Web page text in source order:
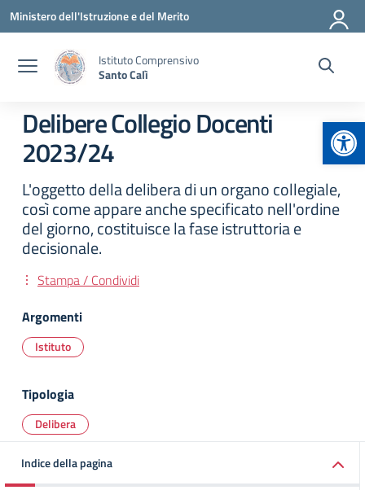
Vai ai contenuti
Vai al menu di navigazione
Vai al footer
Ministero dell'Istruzione e del Merito
Istituto Comprensivo
Santo Calì
Delibere Collegio Docenti
2023/24
L'oggetto della delibera di un organo collegiale,
così come appare anche specificato nell'ordine
del giorno, costituisce la fase istruttoria e
decisionale.
Stampa / Condividi
Argomenti
Istituto
Tipologia
Delibera
Indice della pagina